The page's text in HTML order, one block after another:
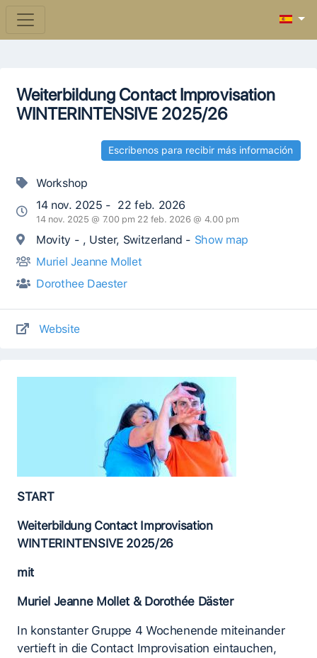
Weiterbildung Contact Improvisation
WINTERINTENSIVE 2025/26
Escribenos para recibir más información
Workshop
14 nov. 2025 - 22 feb. 2026
14 nov. 2025 @ 7.00 pm 22 feb. 2026 @ 4.00 pm
Movity - , Uster, Switzerland - Show map
Muriel Jeanne Mollet
Dorothee Daester
Website
START
Weiterbildung Contact Improvisation
WINTERINTENSIVE 2025/26
mit
Muriel Jeanne Mollet & Dorothée Däster
In konstanter Gruppe 4 Wochenende miteinander
vertieft in die Contact Improvisation eintauchen,